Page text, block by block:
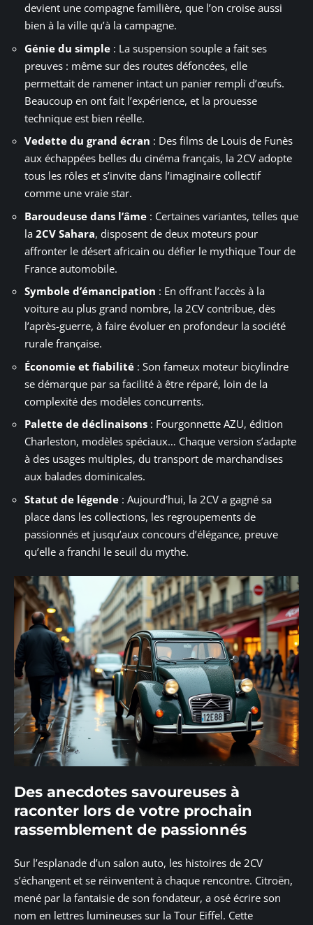
devient une compagne familière, que l’on croise aussi
bien à la ville qu’à la campagne.
Génie du simple : La suspension souple a fait ses
preuves : même sur des routes défoncées, elle
permettait de ramener intact un panier rempli d’œufs.
Beaucoup en ont fait l’expérience, et la prouesse
technique est bien réelle.
Vedette du grand écran : Des films de Louis de Funès
aux échappées belles du cinéma français, la 2CV adopte
tous les rôles et s’invite dans l’imaginaire collectif
comme une vraie star.
Baroudeuse dans l’âme : Certaines variantes, telles que
la 2CV Sahara, disposent de deux moteurs pour
affronter le désert africain ou défier le mythique Tour de
France automobile.
Symbole d’émancipation : En offrant l’accès à la
voiture au plus grand nombre, la 2CV contribue, dès
l’après-guerre, à faire évoluer en profondeur la société
rurale française.
Économie et fiabilité : Son fameux moteur bicylindre
se démarque par sa facilité à être réparé, loin de la
complexité des modèles concurrents.
Palette de déclinaisons : Fourgonnette AZU, édition
Charleston, modèles spéciaux… Chaque version s’adapte
à des usages multiples, du transport de marchandises
aux balades dominicales.
Statut de légende : Aujourd’hui, la 2CV a gagné sa
place dans les collections, les regroupements de
passionnés et jusqu’aux concours d’élégance, preuve
qu’elle a franchi le seuil du mythe.
Des anecdotes savoureuses à
raconter lors de votre prochain
rassemblement de passionnés
Sur l’esplanade d’un salon auto, les histoires de 2CV
s’échangent et se réinventent à chaque rencontre. Citroën,
mené par la fantaisie de son fondateur, a osé écrire son
nom en lettres lumineuses sur la Tour Eiffel. Cette